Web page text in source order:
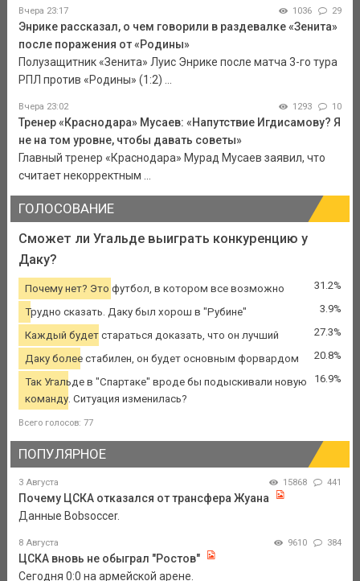
Вчера 23:17 1036 29
Энрике рассказал, о чем говорили в раздевалке «Зенита»
после поражения от «Родины»
Полузащитник «Зенита» Луис Энрике после матча 3-го тура
РПЛ против «Родины» (1:2) ...
Вчера 23:02 1293 10
Тренер «Краснодара» Мусаев: «Напутствие Игдисамову? Я
не на том уровне, чтобы давать советы»
Главный тренер «Краснодара» Мурад Мусаев заявил, что
считает некорректным ...
ГОЛОСОВАНИЕ
Сможет ли Угальде выиграть конкуренцию у
Даку?
Почему нет? Это футбол, в котором все возможно 31.2%
Трудно сказать. Даку был хорош в "Рубине" 3.9%
Каждый будет стараться доказать, что он лучший 27.3%
Даку более стабилен, он будет основным форвардом 20.8%
Так Угальде в "Спартаке" вроде бы подыскивали новую
команду. Ситуация изменилась?
16.9%
Всего голосов: 77
ПОПУЛЯРНОЕ
3 Августа 15868 441
Почему ЦСКА отказался от трансфера Жуана
Данные Bobsoccer.
8 Августа 9610 384
ЦСКА вновь не обыграл "Ростов"
Сегодня 0:0 на армейской арене.